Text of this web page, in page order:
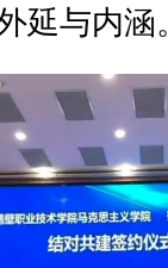
延与内涵